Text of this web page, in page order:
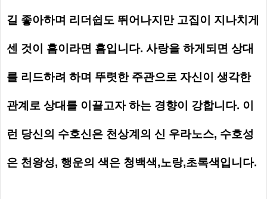
길 좋아하며 리더쉽도 뛰어나지만 고집이 지나치게
센 것이 흠이라면 흠입니다. 사랑을 하게되면 상대
를 리드하려 하며 뚜렷한 주관으로 자신이 생각한
관계로 상대를 이끌고자 하는 경향이 강합니다. 이
런 당신의 수호신은 천상계의 신 우라노스, 수호성
은 천왕성, 행운의 색은 청백색,노랑,초록색입니다.